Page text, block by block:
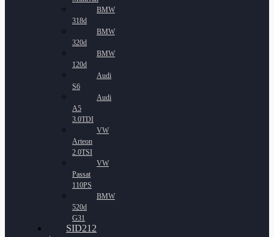
BMW
318d
BMW
320d
BMW
120d
Audi
S6
Audi
A5
3.0TDI
VW
Arteon
2.0TSI
VW
Passat
110PS
BMW
520d
G31
SID212